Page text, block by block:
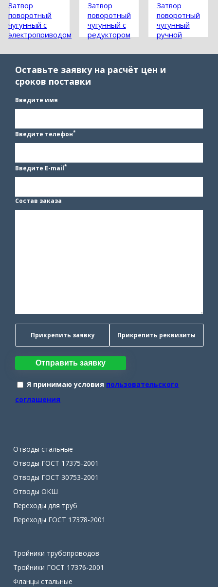
Затвор
поворотный
чугунный с
электроприводом
Затвор
поворотный
чугунный с
редуктором
Затвор
поворотный
чугунный
ручной
Оставьте заявку на расчёт цен и
сроков поставки
Введите имя
Введите телефон*
Введите E-mail*
Состав заказа
Прикрепить заявку Прикрепить реквизиты
Отправить заявку
Я принимаю условия пользовательского
соглашения
Отводы стальные
Отводы ГОСТ 17375-2001
Отводы ГОСТ 30753-2001
Отводы ОКШ
Переходы для труб
Переходы ГОСТ 17378-2001
Тройники трубопроводов
Тройники ГОСТ 17376-2001
Фланцы стальные